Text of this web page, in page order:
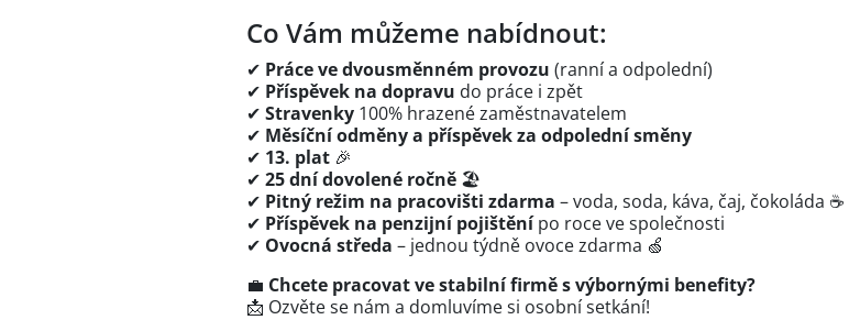
Co Vám můžeme nabídnout:
✔ Práce ve dvousměnném provozu (ranní a odpolední)
✔ Příspěvek na dopravu do práce i zpět
✔ Stravenky 100% hrazené zaměstnavatelem
✔ Měsíční odměny a příspěvek za odpolední směny
✔ 13. plat 🎉
✔ 25 dní dovolené ročně 🏖
✔ Pitný režim na pracovišti zdarma – voda, soda, káva, čaj, čokoláda ☕
✔ Příspěvek na penzijní pojištěnípo roce ve společnosti
✔ Ovocná středa – jednou týdně ovoce zdarma 🍏
💼 Chcete pracovat ve stabilní firmě s výbornými benefity?
📩 Ozvěte se nám a domluvíme si osobní setkání!